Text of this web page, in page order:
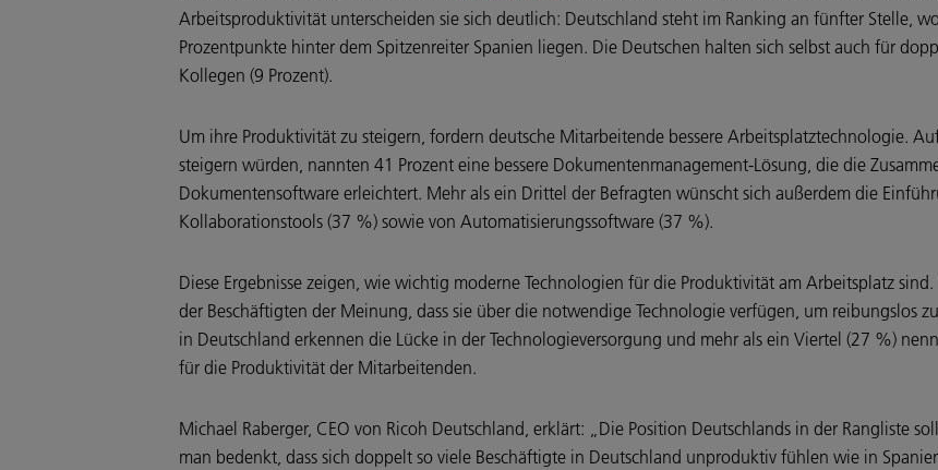
Arbeitsproduktivität unterscheiden sie sich deutlich: Deutschland steht im Ranking an fünfter Stelle,
Prozentpunkte hinter dem Spitzenreiter Spanien liegen. Die Deutschen halten sich selbst auch für
Kollegen (9 Prozent).
Um ihre Produktivität zu steigern, fordern deutsche Mitarbeitende bessere Arbeitsplatztechnologie.
steigern würden, nannten 41 Prozent eine bessere Dokumentenmanagement-Lösung, die die
Dokumentensoftware erleichtert. Mehr als ein Drittel der Befragten wünscht sich außerdem die
Kollaborationstools (37 %) sowie von Automatisierungssoftware (37 %).
Diese Ergebnisse zeigen, wie wichtig moderne Technologien für die Produktivität am Arbeitsplatz
der Beschäftigten der Meinung, dass sie über die notwendige Technologie verfügen, um reibungslos
in Deutschland erkennen die Lücke in der Technologieversorgung und mehr als ein Viertel (27 %)
für die Produktivität der Mitarbeitenden.
Michael Raberger, CEO von Ricoh Deutschland, erklärt: „Die Position Deutschlands in der Rangliste
man bedenkt, dass sich doppelt so viele Beschäftigte in Deutschland unproduktiv fühlen wie in